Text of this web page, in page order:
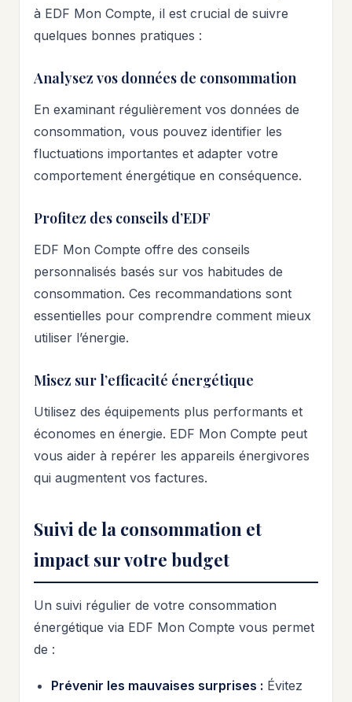
à EDF Mon Compte, il est crucial de suivre
quelques bonnes pratiques :
Analysez vos données de consommation
En examinant régulièrement vos données de
consommation, vous pouvez identifier les
fluctuations importantes et adapter votre
comportement énergétique en conséquence.
Profitez des conseils d’EDF
EDF Mon Compte offre des conseils
personnalisés basés sur vos habitudes de
consommation. Ces recommandations sont
essentielles pour comprendre comment mieux
utiliser l’énergie.
Misez sur l’efficacité énergétique
Utilisez des équipements plus performants et
économes en énergie. EDF Mon Compte peut
vous aider à repérer les appareils énergivores
qui augmentent vos factures.
Suivi de la consommation et
impact sur votre budget
Un suivi régulier de votre consommation
énergétique via EDF Mon Compte vous permet
de :
Prévenir les mauvaises surprises : Évitez